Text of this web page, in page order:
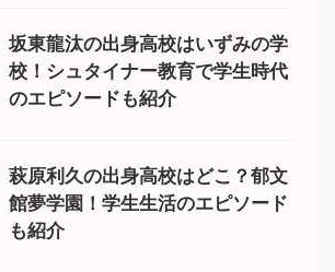
坂東龍汰の出身高校はいずみの学
校！シュタイナー教育で学生時代
のエピソードも紹介
萩原利久の出身高校はどこ？郁文
館夢学園！学生生活のエピソード
も紹介